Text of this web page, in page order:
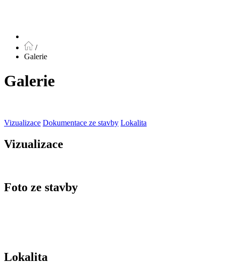
/
Galerie
Galerie
Vizualizace Dokumentace ze stavby Lokalita
Vizualizace
Foto ze stavby
Lokalita